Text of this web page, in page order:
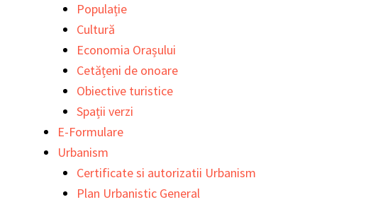
Populație
Cultură
Economia Orașului
Cetățeni de onoare
Obiective turistice
Spații verzi
E-Formulare
Urbanism
Certificate si autorizatii Urbanism
Plan Urbanistic General